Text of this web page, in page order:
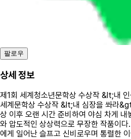
팔로우
상세 정보
제1회 세계청소년문학상 수상작 &lt;내
세계문학상 수상작 &lt;내 심장을 쏴라
상 이후 오랜 시간 준비하여 야심 차게
와 압도적인 상상력으로 무장한 작품이
에게 일어난 슬프고 신비로우며 통렬한